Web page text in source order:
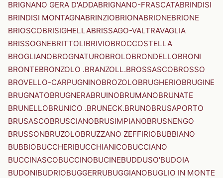
BRIGNANO GERA D'ADDABRIGNANO-FRASCATABRINDISI
BRINDISI MONTAGNABRINZIOBRIONABRIONEBRIONE
BRIOSCOBRISIGHELLABRISSAGO-VALTRAVAGLIA
BRISSOGNEBRITTOLIBRIVIOBROCCOSTELLA
BROGLIANOBROGNATUROBROLOBRONDELLOBRONI
BRONTEBRONZOLO .BRANZOLL.BROSSASCOBROSSO
BROVELLO-CARPUGNINOBROZOLOBRUGHERIOBRUGINE
BRUGNATOBRUGNERABRUINOBRUMANOBRUNATE
BRUNELLOBRUNICO .BRUNECK.BRUNOBRUSAPORTO
BRUSASCOBRUSCIANOBRUSIMPIANOBRUSNENGO
BRUSSONBRUZOLOBRUZZANO ZEFFIRIOBUBBIANO
BUBBIOBUCCHERIBUCCHIANICOBUCCIANO
BUCCINASCOBUCCINOBUCINEBUDDUSO'BUDOIA
BUDONIBUDRIOBUGGERRUBUGGIANOBUGLIO IN MONTE